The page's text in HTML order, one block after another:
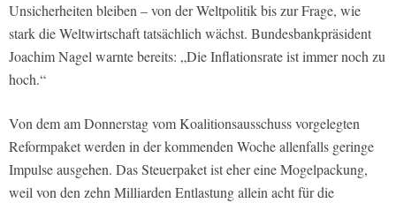
Unsicherheiten bleiben – von der Weltpolitik bis zur Frage, wie
stark die Weltwirtschaft tatsächlich wächst. Bundesbankpräsident
Joachim Nagel warnte bereits: „Die Inflationsrate ist immer noch zu
hoch.“
Von dem am Donnerstag vom Koalitionsausschuss vorgelegten
Reformpaket werden in der kommenden Woche allenfalls geringe
Impulse ausgehen. Das Steuerpaket ist eher eine Mogelpackung,
weil von den zehn Milliarden Entlastung allein acht für die